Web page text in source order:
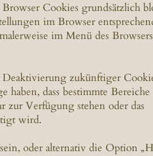
Cookies grundsätzlich
im Browser
im Menü des
Deaktivierung zukünftiger
dass bestimmte Bereiche
zur Verfügung stehen oder das
wird.
oder alternativ die Option